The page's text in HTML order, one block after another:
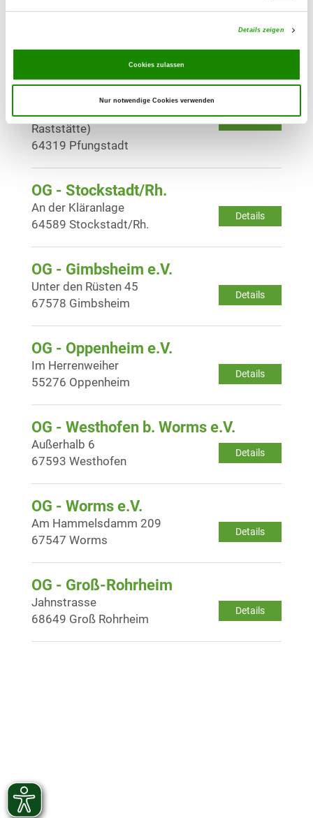
Details zeigen
Cookies zulassen
Nur notwendige Cookies verwenden
OG - Ober-Beerbach 1978 e.V.
64342 Seeheim-Jugenheim
OG - Pfungstadt e.V.
Details
außerhalb 84 (Autobahn-
Raststätte)
64319 Pfungstadt
OG - Stockstadt/Rh.
Details
An der Kläranlage
64589 Stockstadt/Rh.
OG - Gimbsheim e.V.
Details
Unter den Rüsten 45
67578 Gimbsheim
OG - Oppenheim e.V.
Details
Im Herrenweiher
55276 Oppenheim
OG - Westhofen b. Worms e.V.
Details
Außerhalb 6
67593 Westhofen
OG - Worms e.V.
Details
Am Hammelsdamm 209
67547 Worms
OG - Groß-Rohrheim
Details
Jahnstrasse
68649 Groß Rohrheim